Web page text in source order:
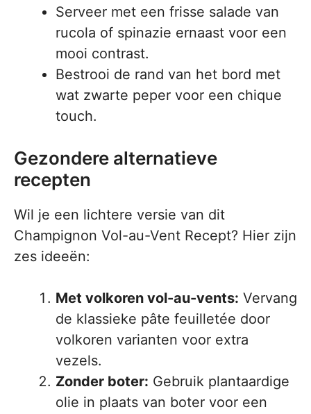
Serveer met een frisse salade van
rucola of spinazie ernaast voor een
mooi contrast.
Bestrooi de rand van het bord met
wat zwarte peper voor een chique
touch.
Gezondere alternatieve
recepten
Wil je een lichtere versie van dit
Champignon Vol-au-Vent Recept? Hier zijn
zes ideeën:
Met volkoren vol-au-vents: Vervang
de klassieke pâte feuilletée door
volkoren varianten voor extra
vezels.
Zonder boter: Gebruik plantaardige
olie in plaats van boter voor een